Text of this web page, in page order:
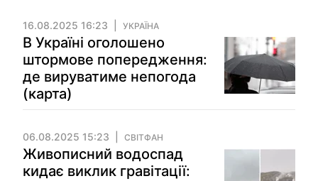
16.08.2025 16:23 УКРАЇНА
В Україні оголошено
штормове попередження:
де вируватиме непогода
(карта)
06.08.2025 15:23 СВІТФАН
Живописний водоспад
кидає виклик гравітації: